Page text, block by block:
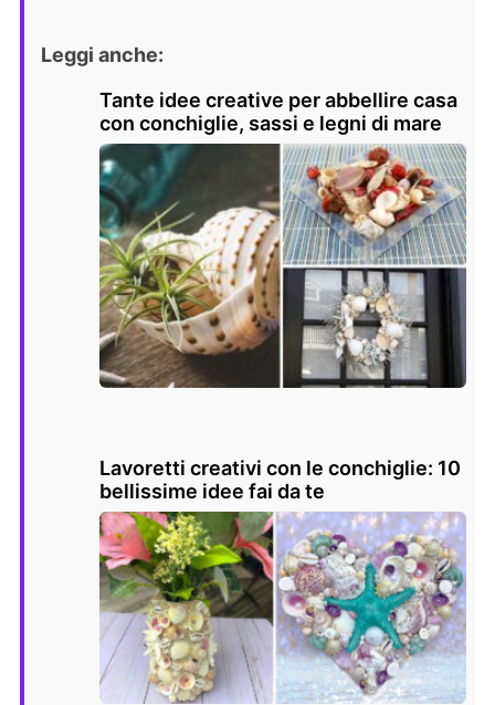
Leggi anche:
Tante idee creative per abbellire casa
con conchiglie, sassi e legni di mare
Lavoretti creativi con le conchiglie: 10
bellissime idee fai da te